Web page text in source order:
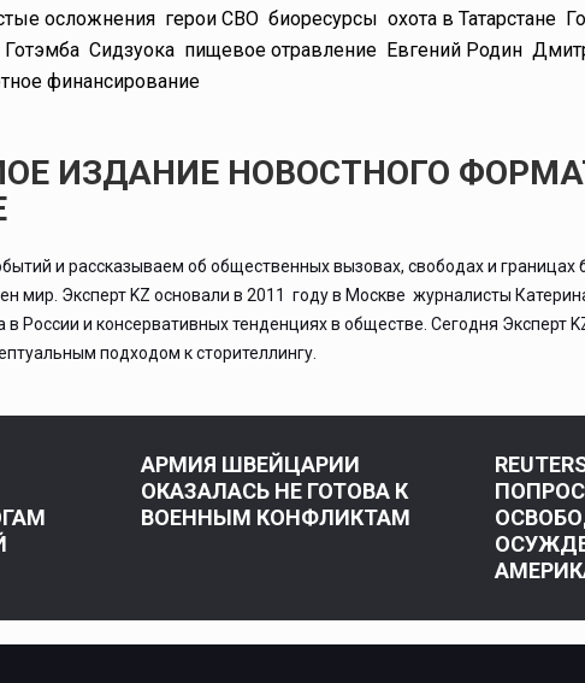
осложнения герои СВО биоресурсы охота в Татарстане
Готэмба Сидзуока пищевое отравление Евгений Родин
финансирование
ИЗДАНИЕ НОВОСТНОГО
и рассказываем об общественных вызовах, свободах и
мир. Эксперт KZ основали в 2011 году в Москве журналисты
России и консервативных тенденциях в обществе. Сегодня Эксперт
подходом к сторителлингу.
АРМИЯ ШВЕЙЦАРИИ
ОКАЗАЛАСЬ НЕ ГОТОВА К
ВОЕННЫМ КОНФЛИКТАМ